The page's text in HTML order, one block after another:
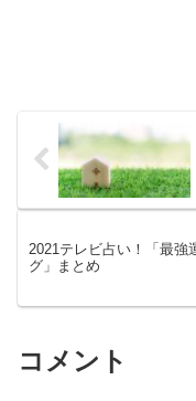
2021テレビ占い！「最強
グ」まとめ
コメント